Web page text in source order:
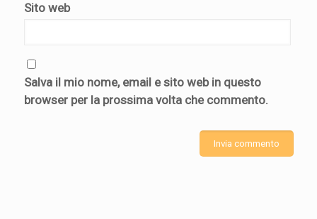
Sito web
Salva il mio nome, email e sito web in questo
browser per la prossima volta che commento.